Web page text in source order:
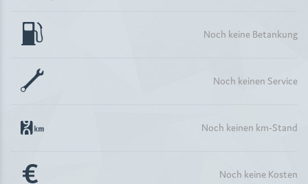
Noch keine Betankung
Noch keinen Service
Noch keinen km-Stand
Noch keine Kosten